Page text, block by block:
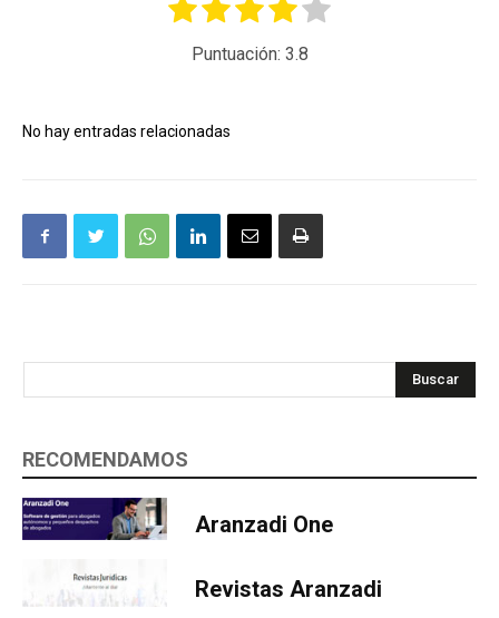
Puntuación: 3.8
No hay entradas relacionadas
Buscar
RECOMENDAMOS
Aranzadi One
Revistas Aranzadi